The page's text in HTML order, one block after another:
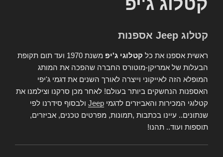
קטלוג Jeep אספנות
ראשית אספנו את כל קטלוגי ג'יפ
משנת 1970 ועד תום תקופת
הבעלות של אמריקן-מוטורס החברה שהפכה את המותג
המופלא הזה לאייקוני וייצרה לאורך השנים את דגמי ג'יפי
האספנות הנחשקים ביותר בעולם! לאחר מכן סרקנו וצילמנו את
קטלוגי המכירות והאביזרים לדגמי Jeep ולבסוף סידרנו לפי
שנתונים.. עיינו בכתבות ,תמונות, מפרטים טכנים, אביזרים,
תוספות ועוד.. תהנו!